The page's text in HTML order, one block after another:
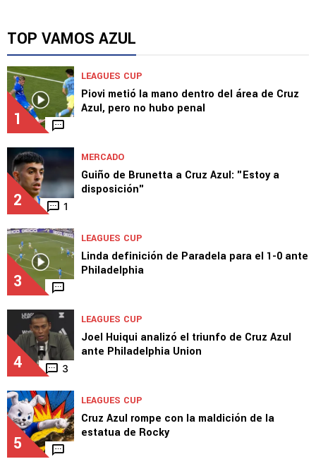
TOP VAMOS AZUL
1
LEAGUES CUP
Piovi metió la mano dentro del área de Cruz
Azul, pero no hubo penal
2 1
MERCADO
Guiño de Brunetta a Cruz Azul: "Estoy a
disposición"
3
LEAGUES CUP
Linda definición de Paradela para el 1-0 ante
Philadelphia
4 3
LEAGUES CUP
Joel Huiqui analizó el triunfo de Cruz Azul
ante Philadelphia Union
5
LEAGUES CUP
Cruz Azul rompe con la maldición de la
estatua de Rocky